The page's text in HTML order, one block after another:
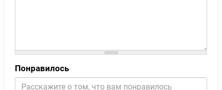
Понравилось